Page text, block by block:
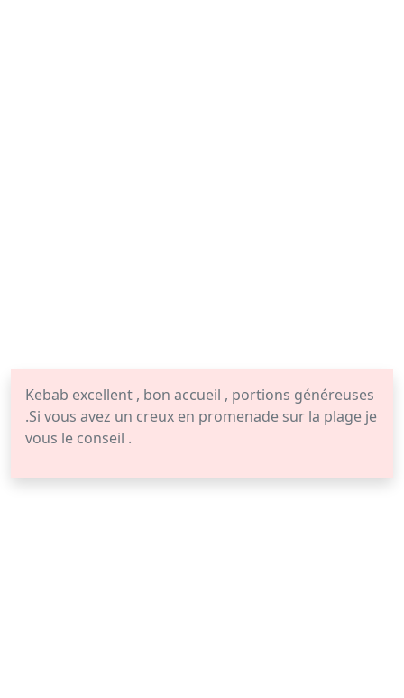
Kebab excellent , bon accueil , portions généreuses
.Si vous avez un creux en promenade sur la plage je
vous le conseil .